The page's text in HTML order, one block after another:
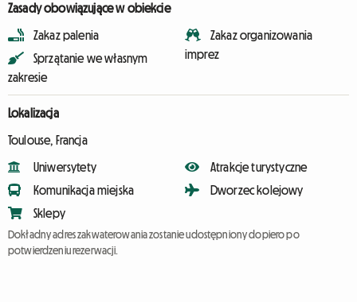
Zasady obowiązujące w obiekcie
Zakaz palenia
Sprzątanie we własnym
zakresie
Zakaz organizowania
imprez
Lokalizacja
Toulouse, Francja
Uniwersytety
Komunikacja miejska
Sklepy
Atrakcje turystyczne
Dworzec kolejowy
Dokładny adres zakwaterowania zostanie udostępniony dopiero po
potwierdzeniu rezerwacji.